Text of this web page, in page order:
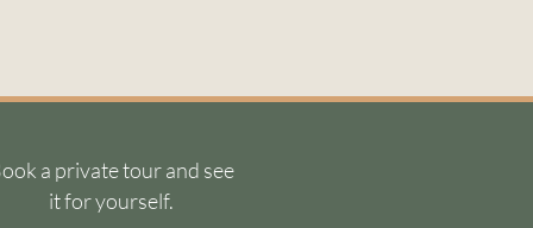
a private tour and see
it for yourself.